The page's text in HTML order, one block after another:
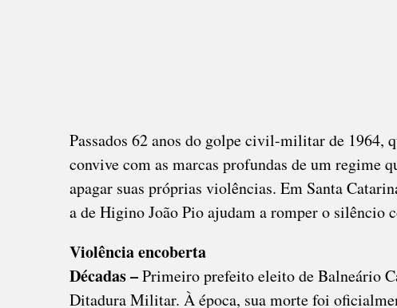
Passados 62 anos do golpe civil-militar de 1964,
convive com as marcas profundas de um regime
apagar suas próprias violências. Em Santa
a de Higino João Pio ajudam a romper o silêncio
Violência encoberta
Décadas –Primeiro prefeito eleito de Balneário
Ditadura Militar. À época, sua morte foi